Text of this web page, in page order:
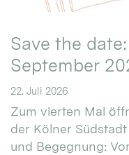
Save the
September
22. Juli 2026
Zum vierten Mal
der Kölner
und Begegnung: